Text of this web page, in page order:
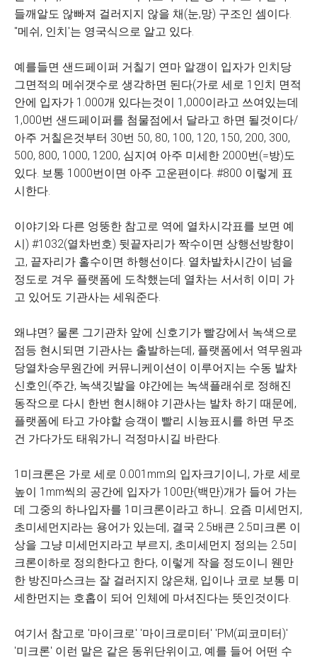
들깨알도 않빠져 걸러지지 않을 채(눈,망) 구조인 셈이다.
''메쉬, 인치'는 영국식으로 알고 있다.
예를들면 샌드페이퍼 거칠기 연마 알갱이 입자가 인치당
그면적의 메쉬갯수로 생각하면 된다(가로 세로 1인치 면적
안에 입자가 1.000개 있다는것이 1,000이라고 쓰여있는데
1,000번 샌드페이퍼를 첨물점에서 달라고 하면 될것이다/
아주 거칠은것부터 30번 50, 80, 100, 120, 150, 200, 300,
500, 800, 1000, 1200, 심지여 아주 미세한 2000번(=방)도
있다. 보통 1000번이면 아주 고운편이다. #800 이렇게 표
시한다.
이야기와 다른 엉뚱한 참고로 역에 열차시각표를 보면 예
시) #1032(열차번호) 뒷끝자리가 짝수이면 상행선방향이
고, 끝자리가 홀수이면 하행선이다. 열차발차시간이 넘을
정도로 겨우 플랫폼에 도착했는데 열차는 서서히 이미 가
고 있어도 기관사는 세워준다.
왜냐면? 물론 그기관차 앞에 신호기가 빨강에서 녹색으로
점등 현시되면 기관사는 출발하는데, 플랫폼에서 역무원과
당열차승무원간에 커뮤니케이션이 이루어지는 수동 발차
신호인(주간, 녹색깃발을 야간에는 녹색플래쉬로 정해진
동작으로 다시 한번 현시해야 기관사는 발차 하기 때문에,
플랫폼에 타고 가야할 승객이 빨리 시늉표시를 하면 무조
건 가다가도 태워가니 걱정마시길 바란다.
1미크론은 가로 세로 0.001mm의 입자크기이니, 가로 세로
높이 1mm씩의 공간에 입자가 100만(백만)개가 들어 가는
데 그중의 하나입자를 1미크론이라고 하니. 요즘 미세먼지,
초미세먼지라는 용어가 있는데, 결국 2.5배큰 2.5미크론 이
상을 그냥 미세먼지라고 부르지, 초미세먼지 정의는 2.5미
크론이하로 정의한다고 한다, 이렇게 작을 정도이니 웬만
한 방진마스크는 잘 걸러지지 않은채, 입이나 코로 보통 미
세한먼지는 호홉이 되어 인체에 마셔진다는 뜻인것이다.
여기서 참고로 '마이크로' '마이크로미터' 'PM(피코미터)'
'미크론' 이런 말은 같은 동위단위이고, 예를 들어 어떤 수